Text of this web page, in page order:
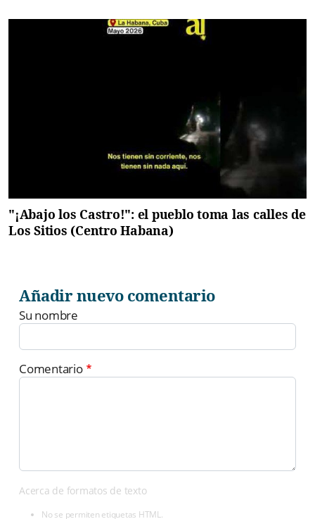
"¡Abajo los Castro!": el pueblo toma las calles de
Los Sitios (Centro Habana)
Añadir nuevo comentario
Su nombre
Comentario
Acerca de formatos de texto
No se permiten etiquetas HTML.